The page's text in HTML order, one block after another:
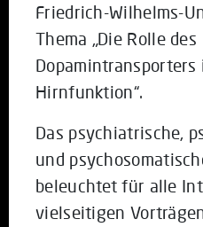
Friedrich-Wilhelms-
Thema „Die Rolle des
Hirnfunktion“.
Das psychiatrische,
und
beleuchtet für alle
vielseitigen